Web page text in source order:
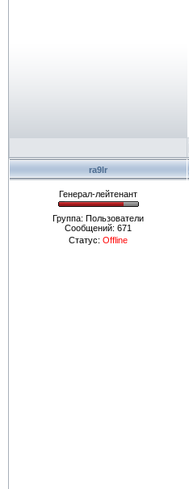
ra9lr
Генерал-лейтенант
Группа: Пользователи
Сообщений: 671
Статус: Offline